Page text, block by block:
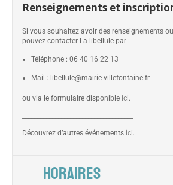
Renseignements et
Si vous souhaitez avoir des renseignements
pouvez contacter La libellule par :
Téléphone : 06 40 16 22 13
Mail : libellule@mairie-villefontaine.fr
ou via le formulaire disponible ici.
Découvrez d’autres événements ici.
HORAIRES